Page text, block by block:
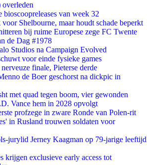
overleden
bioscoopreleases van week 32
Shelbourne, maar houdt schade beperkt
bij ruime Europese zege FC Twente
de Dag #1978
Studios na Campaign Evolved
voor einde fysieke games
finale, Pieterse derde
de Boer geschorst na dickpic in
met quad tegen boom, vier gewonden
Vance hem in 2028 opvolgt
profzege in zware Ronde van Polen-rit
in Rusland trouwen soldaten voor
jurylid Jerney Kaagman op 79-jarige leeftijd
krijgen exclusieve early access tot